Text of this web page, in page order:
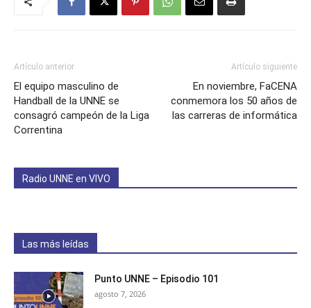
Artículo anterior
El equipo masculino de
Handball de la UNNE se
consagró campeón de la Liga
Correntina
Artículo siguiente
En noviembre, FaCENA
conmemora los 50 años de
las carreras de informática
Radio UNNE en VIVO
Las más leídas
Punto UNNE – Episodio 101
agosto 7, 2026